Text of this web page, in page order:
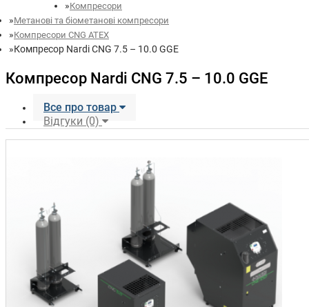
Компресори
Метанові та біометанові компресори
Компресори CNG ATEX
Компресор Nardi CNG 7.5 – 10.0 GGE
Компресор Nardi CNG 7.5 – 10.0 GGE
Все про товар
Відгуки (0)